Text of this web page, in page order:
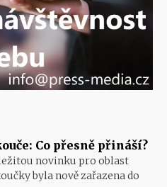
Co přesně přináší?
novinku pro oblast
byla nově zařazena do